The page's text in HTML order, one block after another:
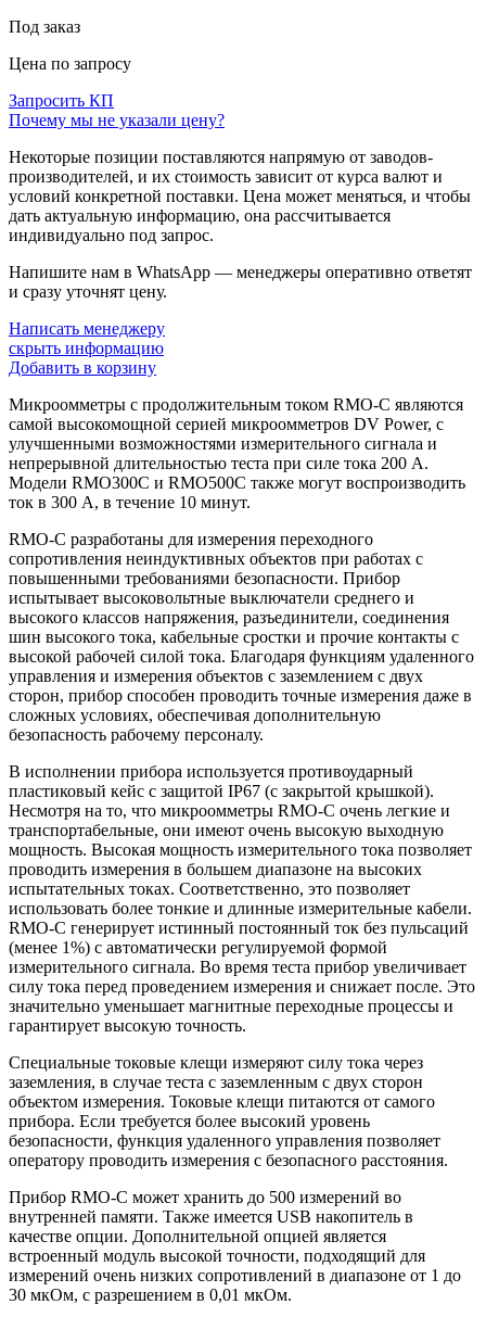
Под заказ
Цена по запросу
Запросить КП
Почему мы не указали цену?
Некоторые позиции поставляются напрямую от заводов-
производителей, и их стоимость зависит от курса валют и
условий конкретной поставки. Цена может меняться, и чтобы
дать актуальную информацию, она рассчитывается
индивидуально под запрос.
Напишите нам в WhatsApp — менеджеры оперативно ответят
и сразу уточнят цену.
Написать менеджеру
скрыть информацию
Добавить в корзину
Микроомметры с продолжительным током RMO-C являются
самой высокомощной серией микроомметров DV Power, с
улучшенными возможностями измерительного сигнала и
непрерывной длительностью теста при силе тока 200 А.
Модели RMO300C и RMO500C также могут воспроизводить
ток в 300 А, в течение 10 минут.
RMO-C разработаны для измерения переходного
сопротивления неиндуктивных объектов при работах с
повышенными требованиями безопасности. Прибор
испытывает высоковольтные выключатели среднего и
высокого классов напряжения, разъединители, соединения
шин высокого тока, кабельные сростки и прочие контакты с
высокой рабочей силой тока. Благодаря функциям удаленного
управления и измерения объектов с заземлением с двух
сторон, прибор способен проводить точные измерения даже в
сложных условиях, обеспечивая дополнительную
безопасность рабочему персоналу.
В исполнении прибора используется противоударный
пластиковый кейс с защитой IP67 (с закрытой крышкой).
Несмотря на то, что микроомметры RMO-C очень легкие и
транспортабельные, они имеют очень высокую выходную
мощность. Высокая мощность измерительного тока позволяет
проводить измерения в большем диапазоне на высоких
испытательных токах. Соответственно, это позволяет
использовать более тонкие и длинные измерительные кабели.
RMO-С генерирует истинный постоянный ток без пульсаций
(менее 1%) с автоматически регулируемой формой
измерительного сигнала. Во время теста прибор увеличивает
силу тока перед проведением измерения и снижает после. Это
значительно уменьшает магнитные переходные процессы и
гарантирует высокую точность.
Специальные токовые клещи измеряют силу тока через
заземления, в случае теста с заземленным с двух сторон
объектом измерения. Токовые клещи питаются от самого
прибора. Если требуется более высокий уровень
безопасности, функция удаленного управления позволяет
оператору проводить измерения с безопасного расстояния.
Прибор RMO-C может хранить до 500 измерений во
внутренней памяти. Также имеется USB накопитель в
качестве опции. Дополнительной опцией является
встроенный модуль высокой точности, подходящий для
измерений очень низких сопротивлений в диапазоне от 1 до
30 мкОм, с разрешением в 0,01 мкОм.